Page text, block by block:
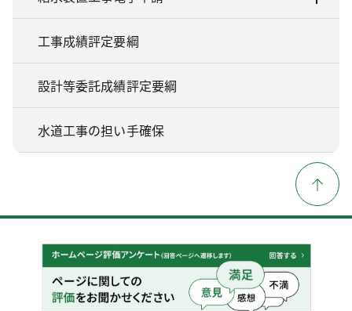
工事成績評定要綱
設計等委託成績評定要綱
水道工事の担い手確保